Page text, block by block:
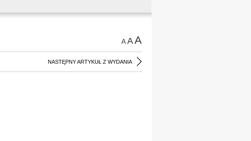
AAA
NASTĘPNY ARTYKUŁ Z WYDANIA